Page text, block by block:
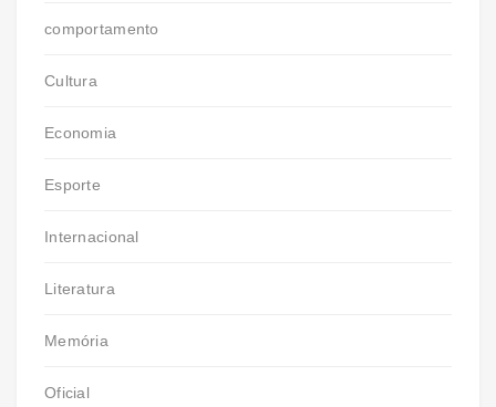
comportamento
Cultura
Economia
Esporte
Internacional
Literatura
Memória
Oficial